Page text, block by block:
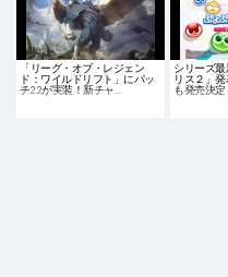
「リーグ・オブ・レジェン
ド：ワイルドリフト」にパッ
チ2.2が実装！新チャ…
シリーズ最
リス２」発
も発売決定